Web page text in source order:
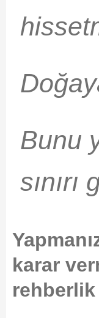
Bunu
sınırı
karar
rehberlik